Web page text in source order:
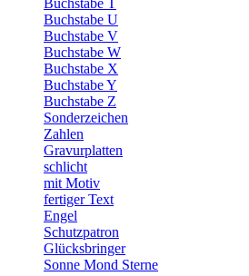
Buchstabe U
Buchstabe V
Buchstabe W
Buchstabe X
Buchstabe Y
Buchstabe Z
Sonderzeichen
Zahlen
Gravurplatten
schlicht
mit Motiv
fertiger Text
Engel
Schutzpatron
Glücksbringer
Sonne Mond Sterne